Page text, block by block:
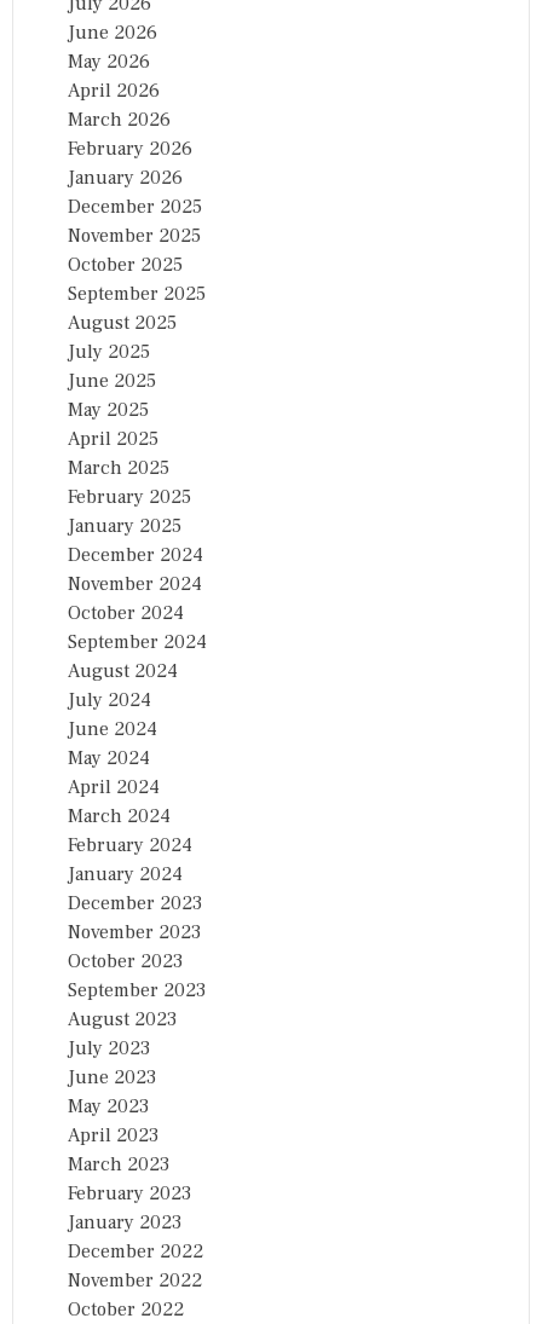
June 2026
May 2026
April 2026
March 2026
February 2026
January 2026
December 2025
November 2025
October 2025
September 2025
August 2025
July 2025
June 2025
May 2025
April 2025
March 2025
February 2025
January 2025
December 2024
November 2024
October 2024
September 2024
August 2024
July 2024
June 2024
May 2024
April 2024
March 2024
February 2024
January 2024
December 2023
November 2023
October 2023
September 2023
August 2023
July 2023
June 2023
May 2023
April 2023
March 2023
February 2023
January 2023
December 2022
November 2022
October 2022